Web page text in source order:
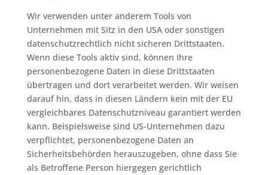
Wir verwenden unter anderem Tools von
Unternehmen mit Sitz in den USA oder sonstigen
datenschutzrechtlich nicht sicheren Drittstaaten.
Wenn diese Tools aktiv sind, können Ihre
personenbezogene Daten in diese Drittstaaten
übertragen und dort verarbeitet werden. Wir weisen
darauf hin, dass in diesen Ländern kein mit der EU
vergleichbares Datenschutzniveau garantiert werden
kann. Beispielsweise sind US-Unternehmen dazu
verpflichtet, personenbezogene Daten an
Sicherheitsbehörden herauszugeben, ohne dass Sie
als Betroffene Person hiergegen gerichtlich